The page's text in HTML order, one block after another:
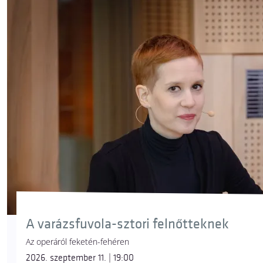
A varázsfuvola-sztori felnőtteknek
Az operáról feketén-fehéren
2026. szeptember 11. | 19:00